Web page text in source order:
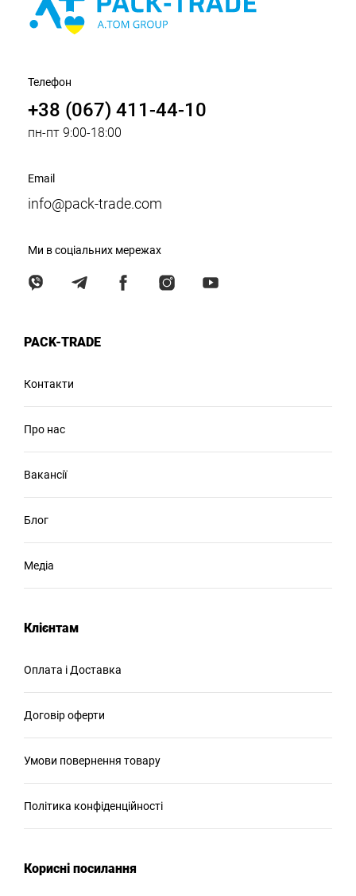
Телефон
+38 (067) 411-44-10
пн-пт 9:00-18:00
Email
info@pack-trade.com
Ми в соціальних мережах
PACK-TRADE
Контакти
Про нас
Вакансії
Блог
Медіа
Клієнтам
Оплата і Доставка
Договір оферти
Умови повернення товару
Політика конфіденційності
Корисні посилання